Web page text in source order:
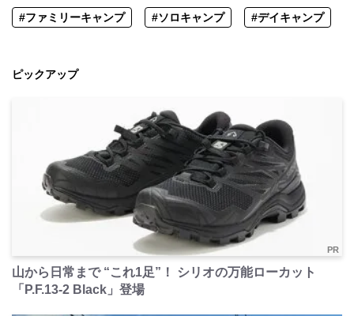
#ファミリーキャンプ #ソロキャンプ #デイキャンプ
ピックアップ
PR
山から日常まで “これ1足”！ シリオの万能ローカット
「P.F.13-2 Black」登場